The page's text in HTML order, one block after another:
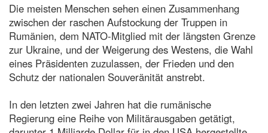
Die meisten Menschen sehen einen Zusammenhang
zwischen der raschen Aufstockung der Truppen in
Rumänien, dem NATO-Mitglied mit der längsten Grenze
zur Ukraine, und der Weigerung des Westens, die Wahl
eines Präsidenten zuzulassen, der Frieden und den
Schutz der nationalen Souveränität anstrebt.
In den letzten zwei Jahren hat die rumänische
Regierung eine Reihe von Militärausgaben getätigt,